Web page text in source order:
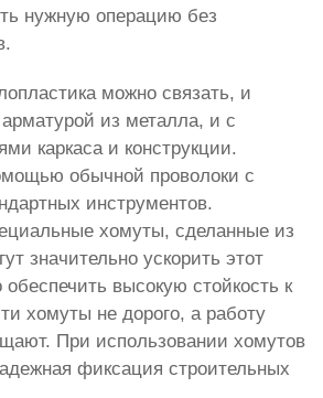
нужную операцию без
можно связать, и
из металла, и с
каркаса и конструкции.
обычной проволоки с
инструментов.
хомуты, сделанные из
значительно ускорить этот
высокую стойкость к
хомуты не дорого, а работу
При использовании хомутов
фиксация строительных